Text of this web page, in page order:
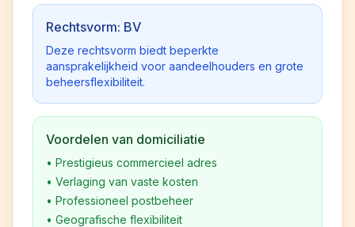
Rechtsvorm: BV
Deze rechtsvorm biedt beperkte
aansprakelijkheid voor aandeelhouders en grote
beheersflexibiliteit.
Voordelen van domiciliatie
• Prestigieus commercieel adres
• Verlaging van vaste kosten
• Professioneel postbeheer
• Geografische flexibiliteit